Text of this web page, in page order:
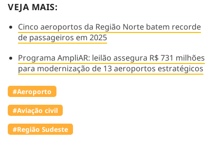
VEJA MAIS:
Cinco aeroportos da Região Norte batem recorde
de passageiros em 2025
Programa AmpliAR: leilão assegura R$ 731 milhões
para modernização de 13 aeroportos estratégicos
#Aeroporto
#Aviação civil
#Região Sudeste